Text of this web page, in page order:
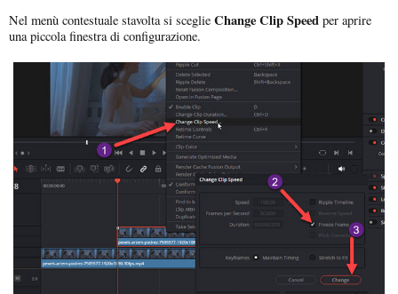
Nel menù contestuale stavolta si sceglie Change Clip Speed per aprire
una piccola finestra di configurazione.